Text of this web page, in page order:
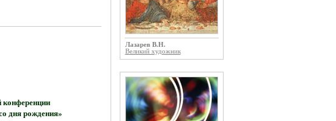
дня рождения»
Лазарев В.Н.
Великий художник